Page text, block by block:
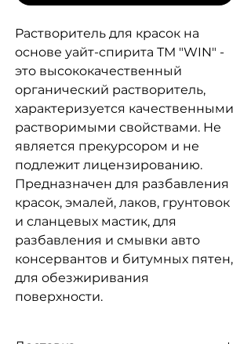
Растворитель для красок на
основе уайт-спирита ТМ "WIN" -
это высококачественный
органический растворитель,
характеризуется качественными
растворимыми свойствами. Не
является прекурсором и не
подлежит лицензированию.
Предназначен для разбавления
красок, эмалей, лаков, грунтовок
и сланцевых мастик, для
разбавления и смывки авто
консервантов и битумных пятен,
для обезжиривания
поверхности.